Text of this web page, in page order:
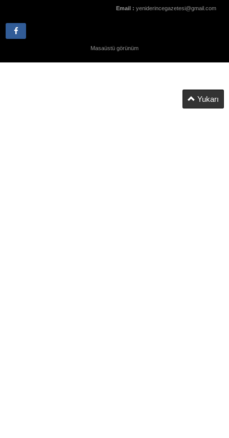
Email : yeniderincegazetesi@gmail.com
Masaüstü görünüm
Yukarı